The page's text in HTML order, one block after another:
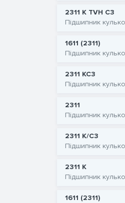
2311 K TVH C3
Підшипник
1611 (2311)
Підшипник
2311 KC3
Підшипник
2311
Підшипник
2311 K/C3
Підшипник
2311 K
Підшипник
1611 (2311)